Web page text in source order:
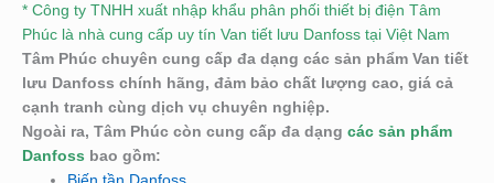
* Công ty TNHH xuất nhập khẩu phân phối thiết bị điện Tâm
Phúc là nhà cung cấp uy tín Van tiết lưu Danfoss tại Việt Nam
Tâm Phúc chuyên cung cấp đa dạng các sản phẩm Van tiết
lưu Danfoss chính hãng, đảm bảo chất lượng cao, giá cả
cạnh tranh cùng dịch vụ chuyên nghiệp.
Ngoài ra, Tâm Phúc còn cung cấp đa dạng các sản phẩm
Danfoss bao gồm: